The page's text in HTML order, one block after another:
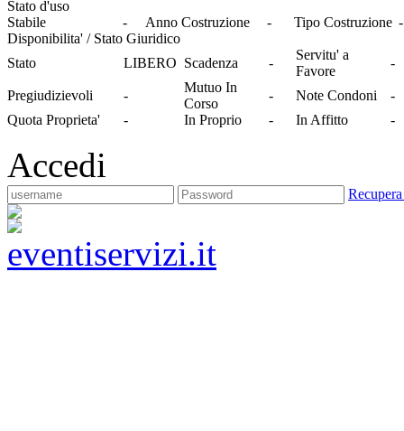
Stato d'uso
Stabile
- Anno Costruzione - Tipo Costruzione -
Disponibilita' / Stato Giuridico
Stato
LIBERO Scadenza -
Servitu' a
Favore
-
Pregiudizievoli -
Mutuo In
Corso
- Note Condoni
-
Quota Proprieta'
- In Proprio - In Affitto -
Accedi